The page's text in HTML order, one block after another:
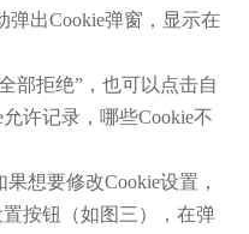
出Cookie弹窗，显示在
部拒绝”，也可以点击自
许记录，哪些Cookie不
想要修改Cookie设置，
按钮（如图三），在弹